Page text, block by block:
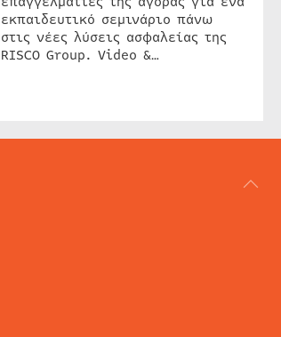
εκπαιδευτικό σεμινάριο πάνω
στις νέες λύσεις ασφαλείας της
RISCO Group. Video &…